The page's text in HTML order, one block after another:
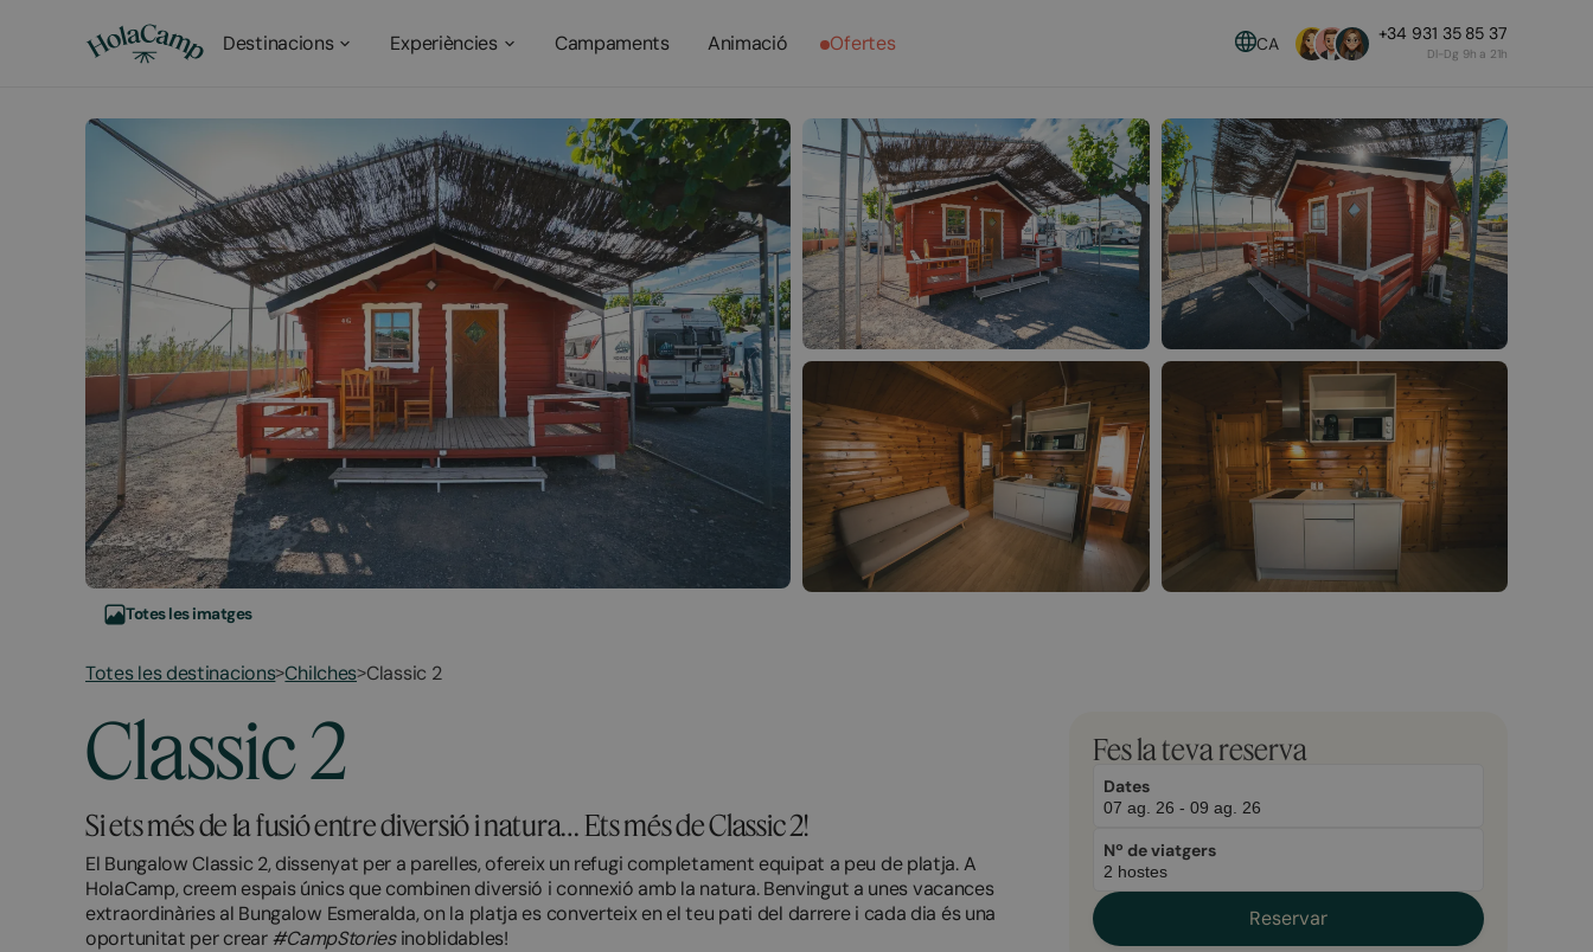
Destinacions Experiències Campaments Animació Ofertes CA +34 931 35 85 37
Dl-Dg 9h a 21h
Totes les imatges
Totes les destinacions>Chilches>Classic 2
Classic 2
Si ets més de la fusió entre diversió i natura… Ets més de Classic 2!
El Bungalow Classic 2, dissenyat per a parelles, ofereix un refugi completament equipat a peu de platja. A
HolaCamp, creem espais únics que combinen diversió i connexió amb la natura. Benvingut a unes vacances
extraordinàries al Bungalow Esmeralda, on la platja es converteix en el teu pati del darrere i cada dia és una
oportunitat per crear#CampStoriesinoblidables!
Fes la teva reserva
Dates
Nº de viatgers
Reservar